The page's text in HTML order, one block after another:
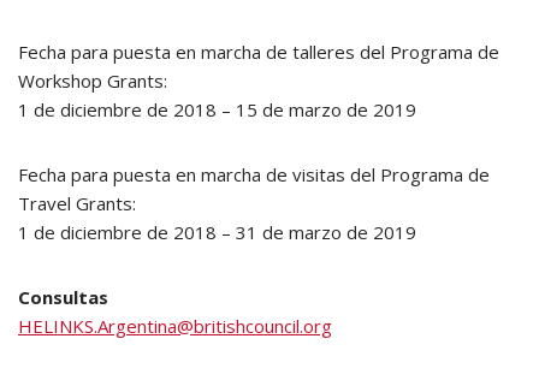
Fecha para puesta en marcha de talleres del Programa de
Workshop Grants:
1 de diciembre de 2018 – 15 de marzo de 2019
Fecha para puesta en marcha de visitas del Programa de
Travel Grants:
1 de diciembre de 2018 – 31 de marzo de 2019
Consultas
HELINKS.Argentina@britishcouncil.org